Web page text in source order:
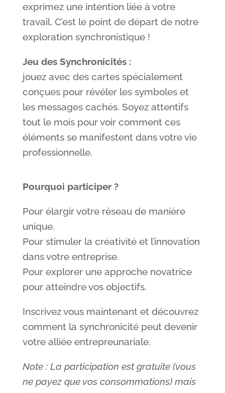
exprimez une intention liée à votre
travail. C’est le point de départ de notre
exploration synchronistique !
Jeu des Synchronicités :
jouez avec des cartes spécialement
conçues pour révéler les symboles et
les messages cachés. Soyez attentifs
tout le mois pour voir comment ces
éléments se manifestent dans votre vie
professionnelle.
Pourquoi participer ?
Pour élargir votre réseau de manière
unique.
Pour stimuler la créativité et l’innovation
dans votre entreprise.
Pour explorer une approche novatrice
pour atteindre vos objectifs.
Inscrivez vous maintenant et découvrez
comment la synchronicité peut devenir
votre alliée entrepreunariale.
Note : La participation est gratuite (vous
ne payez que vos consommations) mais